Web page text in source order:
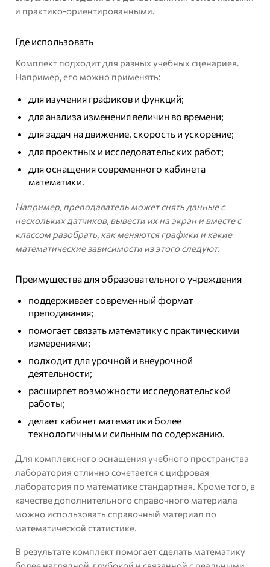
и практико-ориентированными.
Где использовать
Комплект подходит для разных учебных сценариев.
Например, его можно применять:
для изучения графиков и функций;
для анализа изменения величин во времени;
для задач на движение, скорость и ускорение;
для проектных и исследовательских работ;
для оснащения современного кабинета
математики.
Например, преподаватель может снять данные с
нескольких датчиков, вывести их на экран и вместе с
классом разобрать, как меняются графики и какие
математические зависимости из этого следуют.
Преимущества для образовательного учреждения
поддерживает современный формат
преподавания;
помогает связать математику с практическими
измерениями;
подходит для урочной и внеурочной
деятельности;
расширяет возможности исследовательской
работы;
делает кабинет математики более
технологичным и сильным по содержанию.
Для комплексного оснащения учебного пространства
лаборатория отлично сочетается с цифровая
лаборатория по математике стандартная. Кроме того, в
качестве дополнительного справочного материала
можно использовать справочный материал по
математической статистике.
В результате комплект помогает сделать математику